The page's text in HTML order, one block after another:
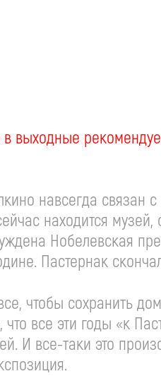
выходные
навсегда
находится
Нобелевская
Пастернак
чтобы сохранить
что все эти годы «к
И все-таки это